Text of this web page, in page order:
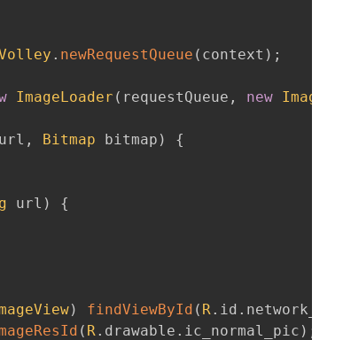
. newRequestQueue ( context ) ;
ImageLoader ( requestQueue , new
, Bitmap bitmap )
{
url )
{
) findViewById ( R. id .
( R. drawable . ic_normal_pic ) ;